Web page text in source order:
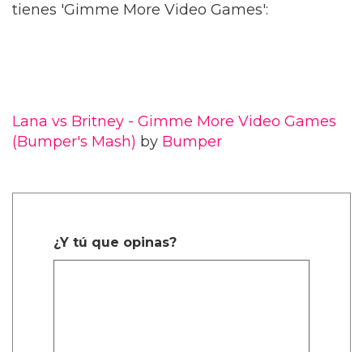
tienes 'Gimme More Video Games':
Lana vs Britney - Gimme More Video Games
(Bumper's Mash) by Bumper
¿Y tú que opinas?